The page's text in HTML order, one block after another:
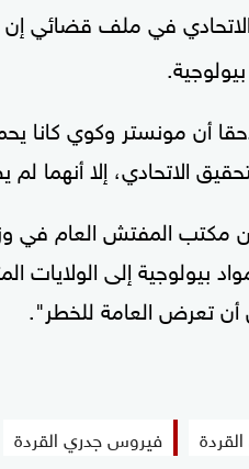
في ملف قضائي إن
أن مونستر وكوي كانا
الاتحادي، إلا أنهما لم
المفتش العام في
بيولوجية إلى
أن تعرض العامة للخطر".
فيروس جدري القردة